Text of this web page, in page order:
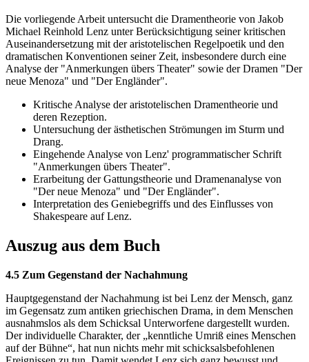
Die vorliegende Arbeit untersucht die Dramentheorie von Jakob
Michael Reinhold Lenz unter Berücksichtigung seiner kritischen
Auseinandersetzung mit der aristotelischen Regelpoetik und den
dramatischen Konventionen seiner Zeit, insbesondere durch eine
Analyse der "Anmerkungen übers Theater" sowie der Dramen "Der
neue Menoza" und "Der Engländer".
Kritische Analyse der aristotelischen Dramentheorie und
deren Rezeption.
Untersuchung der ästhetischen Strömungen im Sturm und
Drang.
Eingehende Analyse von Lenz' programmatischer Schrift
"Anmerkungen übers Theater".
Erarbeitung der Gattungstheorie und Dramenanalyse von
"Der neue Menoza" und "Der Engländer".
Interpretation des Geniebegriffs und des Einflusses von
Shakespeare auf Lenz.
Auszug aus dem Buch
4.5 Zum Gegenstand der Nachahmung
Hauptgegenstand der Nachahmung ist bei Lenz der Mensch, ganz
im Gegensatz zum antiken griechischen Drama, in dem Menschen
ausnahmslos als dem Schicksal Unterworfene dargestellt wurden.
Der individuelle Charakter, der „kenntliche Umriß eines Menschen
auf der Bühne“, hat nun nichts mehr mit schicksalsbefohlenen